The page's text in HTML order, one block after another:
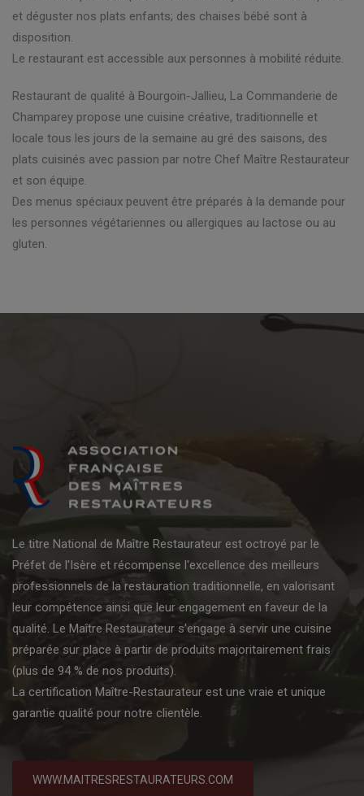
et déguster nos plats enfants; des chaises bébé sont à
disposition.
Le restaurant est accessible aux personnes à mobilité réduite.
Restaurant de qualité à Bourgoin-Jallieu, La Commanderie de
Champarey propose une cuisine créative, traditionnelle et
locale tous les jours de la semaine au gré des saisons, des
plats cuisinés avec passion par notre Chef Maître Restaurateur
et son équipe.
Des menus spéciaux peuvent être préparés à la demande pour
les personnes végétariennes ou allergiques au lactose ou au
gluten.
Le titre National de Maître Restaurateur est octroyé par le
Préfet de l'Isère et récompense l'excellence des meilleurs
professionnels de la restauration traditionnelle, en valorisant
leur compétence ainsi que leur engagement en faveur de la
qualité. Le Maître Restaurateur s'engage à servir une cuisine
préparée sur place à partir de produits majoritairement frais
(plus de 94 % de nos produits).
La certification Maître-Restaurateur est une vraie et unique
garantie qualité pour notre clientèle.
WWW.MAITRESRESTAURATEURS.COM